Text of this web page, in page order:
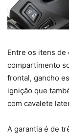
Entre os itens de
compartimento
frontal, gancho
ignição que
com cavalete
A garantia é de